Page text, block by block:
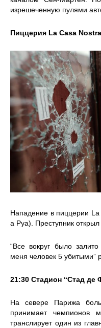
изрешеченную пулями
Пиццерия La Casa Nostra
Нападение в пиццерии
а Руа). Преступник открыл
“Все вокруг было
меня человек 5 убитыми”
21:30 Стадион “Стад де
На севере Парижа
принимает
транслирует один из